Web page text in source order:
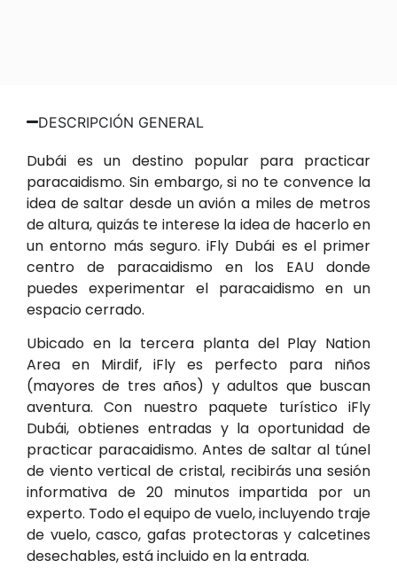
DESCRIPCIÓN GENERAL
Dubái es un destino popular para practicar
paracaidismo. Sin embargo, si no te convence la
idea de saltar desde un avión a miles de metros
de altura, quizás te interese la idea de hacerlo en
un entorno más seguro. iFly Dubái es el primer
centro de paracaidismo en los EAU donde
puedes experimentar el paracaidismo en un
espacio cerrado.
Ubicado en la tercera planta del Play Nation
Area en Mirdif, iFly es perfecto para niños
(mayores de tres años) y adultos que buscan
aventura. Con nuestro paquete turístico iFly
Dubái, obtienes entradas y la oportunidad de
practicar paracaidismo. Antes de saltar al túnel
de viento vertical de cristal, recibirás una sesión
informativa de 20 minutos impartida por un
experto. Todo el equipo de vuelo, incluyendo traje
de vuelo, casco, gafas protectoras y calcetines
desechables, está incluido en la entrada.